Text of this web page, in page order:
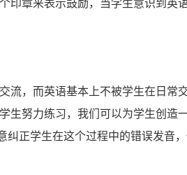
印章来表示鼓励，当学生意识到英
流，而英语基本上不被学生在日常
生努力练习，我们可以为学生创造
纠正学生在这个过程中的错误发音